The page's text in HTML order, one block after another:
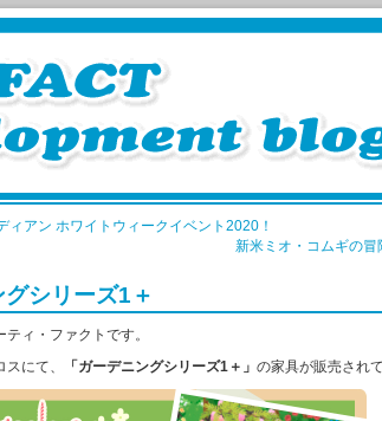
ィアン ホワイトウィークイベント2020！
新米ミオ・コムギの冒
シリーズ1＋
ィ・ファクトです。
にて、
「ガーデニングシリーズ1＋」 の家具が販売され